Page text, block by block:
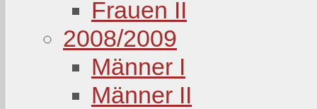
Frauen II
2008/2009
Männer I
Männer II